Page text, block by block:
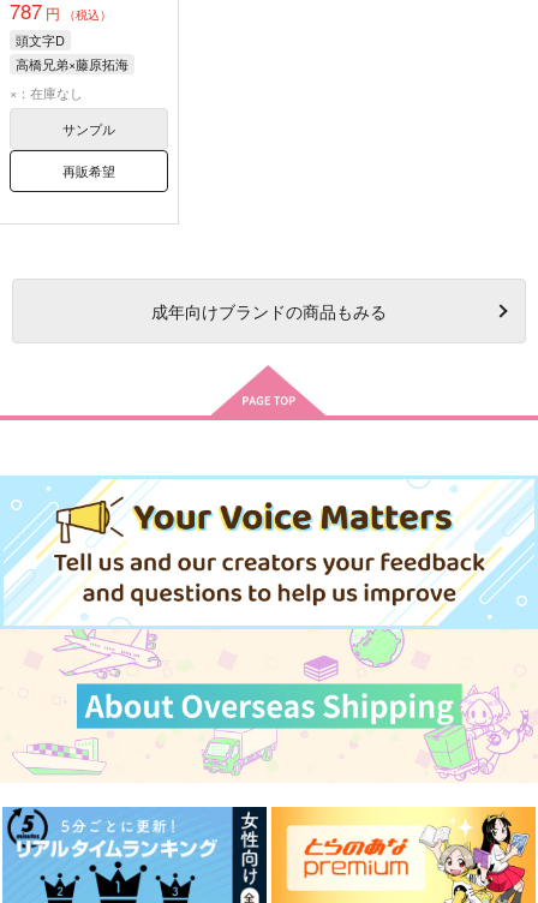
787 円 （税込）
頭文字D
高橋兄弟×藤原拓海
藤原拓海
高橋啓介
×：在庫なし
サンプル
再販希望
成年向けブランドの商品もみる